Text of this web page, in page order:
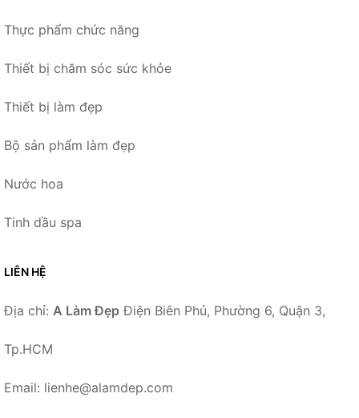
Thực phẩm chức năng
Thiết bị chăm sóc sức khỏe
Thiết bị làm đẹp
Bộ sản phẩm làm đẹp
Nước hoa
Tinh dầu spa
LIÊN HỆ
Địa chỉ: A Làm Đẹp Điện Biên Phủ, Phường 6, Quận 3,
Tp.HCM
Email: lienhe@alamdep.com